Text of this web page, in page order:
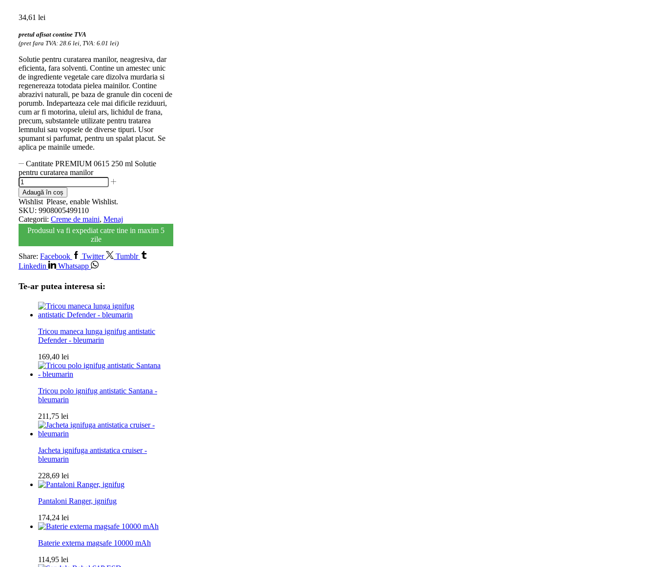
34,61 lei
pretul afisat contine TVA
(pret fara TVA: 28.6 lei, TVA: 6.01 lei)
Solutie pentru curatarea manilor, neagresiva, dar
eficienta, fara solventi. Contine un amestec unic
de ingrediente vegetale care dizolva murdaria si
regenereaza totodata pielea mainilor. Contine
abrazivi naturali, pe baza de granule din coceni de
porumb. Indeparteaza cele mai dificile reziduuri,
cum ar fi motorina, uleiul ars, lichidul de frana,
precum, substantele utilizate pentru tratarea
lemnului sau vopsele de diverse tipuri. Usor
spumant si parfumat, pentru un spalat placut. Se
aplica pe mainile umede.
Cantitate PREMIUM 0615 250 ml Solutie
pentru curatarea manilor
Adaugă în coș
Wishlist Please, enable Wishlist.
SKU: 9908005499110
Categorii: Creme de maini, Menaj
Produsul va fi expediat catre tine in maxim 5
zile
Share: Facebook Twitter
Tumblr
Linkedin
Whatsapp
Te-ar putea interesa si:
Tricou maneca lunga ignifug antistatic
Defender - bleumarin
169,40 lei
Tricou polo ignifug antistatic Santana -
bleumarin
211,75 lei
Jacheta ignifuga antistatica cruiser -
bleumarin
228,69 lei
Pantaloni Ranger, ignifug
174,24 lei
Baterie externa magsafe 10000 mAh
114,95 lei